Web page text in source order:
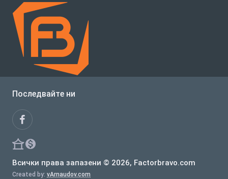
Последвайте ни
Всички права запазени © 2026, Factorbravo.com
Created by: vArnaudov.com